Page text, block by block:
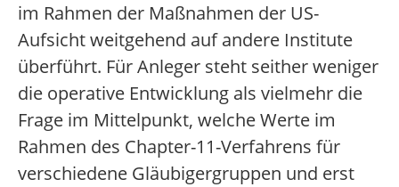
im Rahmen der Maßnahmen der US-
Aufsicht weitgehend auf andere Institute
überführt. Für Anleger steht seither weniger
die operative Entwicklung als vielmehr die
Frage im Mittelpunkt, welche Werte im
Rahmen des Chapter-11-Verfahrens für
verschiedene Gläubigergruppen und erst